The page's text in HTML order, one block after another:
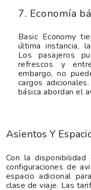
7. Economía
Basic Economy
última instancia,
Los pasajeros
refrescos y
embargo, no
cargos
básica abordan el
Asientos Y
Con la
configuraciones de
espacio adicional
clase de viaje. Las